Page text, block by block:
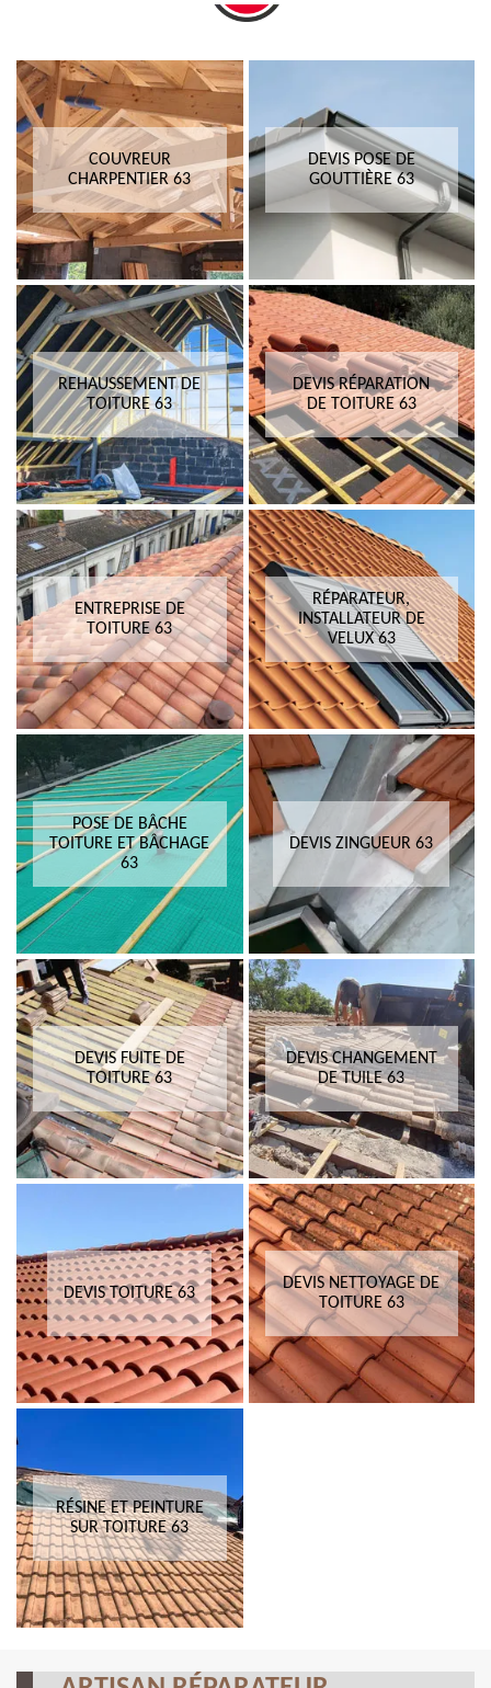
COUVREUR
CHARPENTIER 63
DEVIS POSE DE
GOUTTIÈRE 63
REHAUSSEMENT DE
TOITURE 63
DEVIS RÉPARATION
DE TOITURE 63
ENTREPRISE DE
TOITURE 63
RÉPARATEUR,
INSTALLATEUR DE
VELUX 63
POSE DE BÂCHE
TOITURE ET BÂCHAGE
63
DEVIS ZINGUEUR 63
DEVIS FUITE DE
TOITURE 63
DEVIS CHANGEMENT
DE TUILE 63
DEVIS TOITURE 63
DEVIS NETTOYAGE DE
TOITURE 63
RÉSINE ET PEINTURE
SUR TOITURE 63